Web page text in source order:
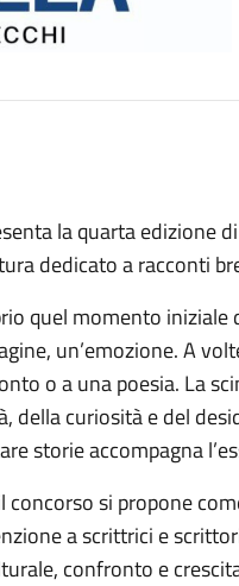
la quarta edizione
dedicato a racconti
quel momento
un’emozione. A
o a una poesia. La
della curiosità e del
storie accompagna
si propone
a scrittrici e
confronto e